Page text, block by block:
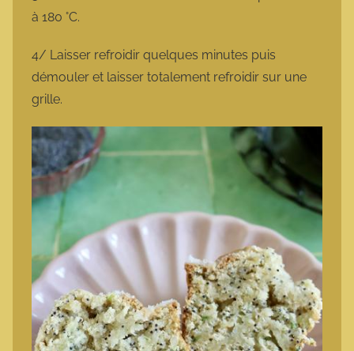
à 180 °C.
4/ Laisser refroidir quelques minutes puis
démouler et laisser totalement refroidir sur une
grille.